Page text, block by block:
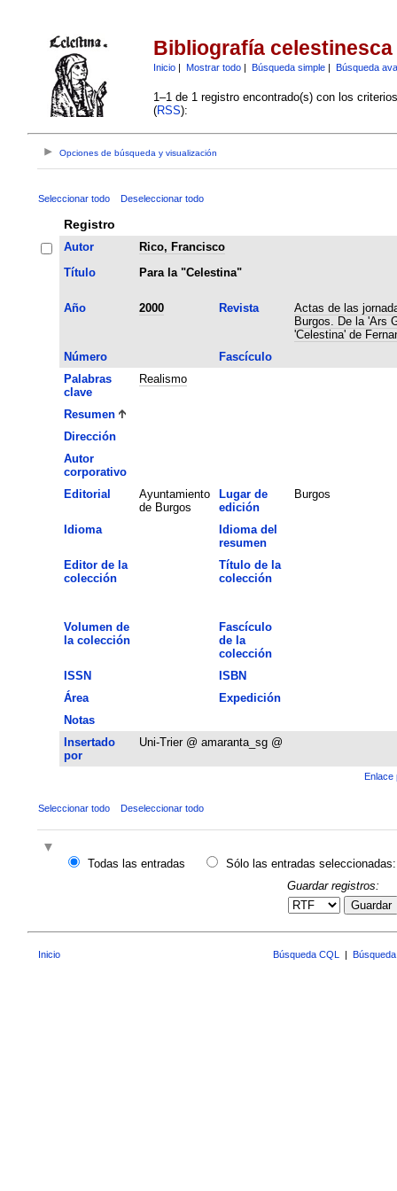
Bibliografía celestinesca
Inicio| Mostrar todo| Búsqueda simple| Búsqueda
1–1 de 1 registro encontrado(s) con los
(RSS):
Opciones de búsqueda y visualización
Seleccionar todo Deseleccionar todo
Registro
Autor
Rico, Francisco
Título
Para la "Celestina"
Año 2000 Revista
Actas de las
Burgos. De la 'Ars
'Celestina' de
Número
Fascículo
Palabras
clave
Realismo
Resumen
Dirección
Autor
corporativo
Editorial
Ayuntamiento
de Burgos
Lugar de
edición
Burgos
Idioma
Idioma del
resumen
Editor de la
colección
Título de la
colección
Volumen de
la colección
Fascículo
de la
colección
ISSN
ISBN
Área
Expedición
Notas
Insertado
por
Uni-Trier @ amaranta_sg @
Enlace
Seleccionar todo Deseleccionar todo
Todas las entradas
Sólo las entradas seleccionadas:
Guardar registros:
Guardar
Inicio Búsqueda CQL